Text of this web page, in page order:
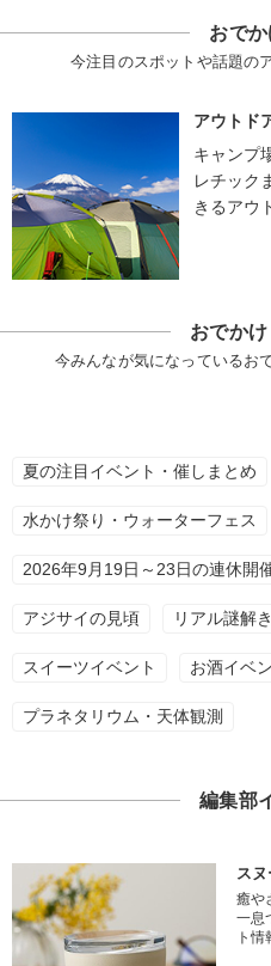
おで
今注目のスポットや話題の
アウトド
キャンプ
レチック
きるアウ
おでか
今みんなが気になっているお
夏の注目イベント・催しまとめ
水かけ祭り・ウォーターフェス
2026年9月19日～23日の連休開
アジサイの見頃 リアル謎解
スイーツイベント お酒イベ
プラネタリウム・天体観測
編集部
ス
癒や
一息
ト